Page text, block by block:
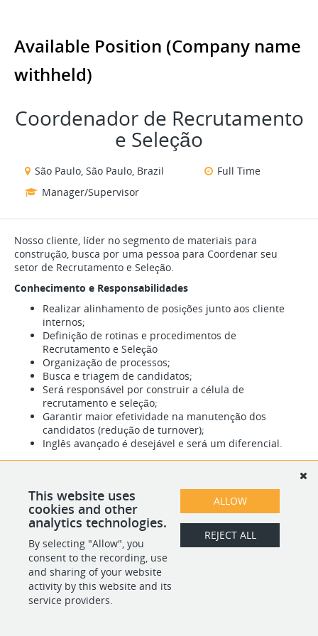
Available Position (Company name
withheld)
Coordenador de Recrutamento
e Seleção
São Paulo, São Paulo, Brazil
Full Time
Manager/Supervisor
Nosso cliente, líder no segmento de materiais para
construção, busca por uma pessoa para Coordenar seu
setor de Recrutamento e Seleção.
Conhecimento e Responsabilidades
Realizar alinhamento de posições junto aos cliente
internos;
Definição de rotinas e procedimentos de
Recrutamento e Seleção
Organização de processos;
Busca e triagem de candidatos;
Será responsável por construir a célula de
recrutamento e seleção;
Garantir maior efetividade na manutenção dos
candidatos (redução de turnover);
Inglês avançado é desejável e será um diferencial.
SHARE APPLY
This website uses
cookies and other
analytics technologies.
By selecting "Allow", you
consent to the recording, use
and sharing of your website
activity by this website and its
service providers.
ALLOW
REJECT ALL
POWERED BY